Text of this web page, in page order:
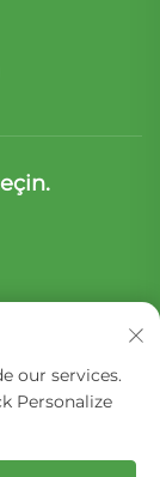
our services.
Personalize